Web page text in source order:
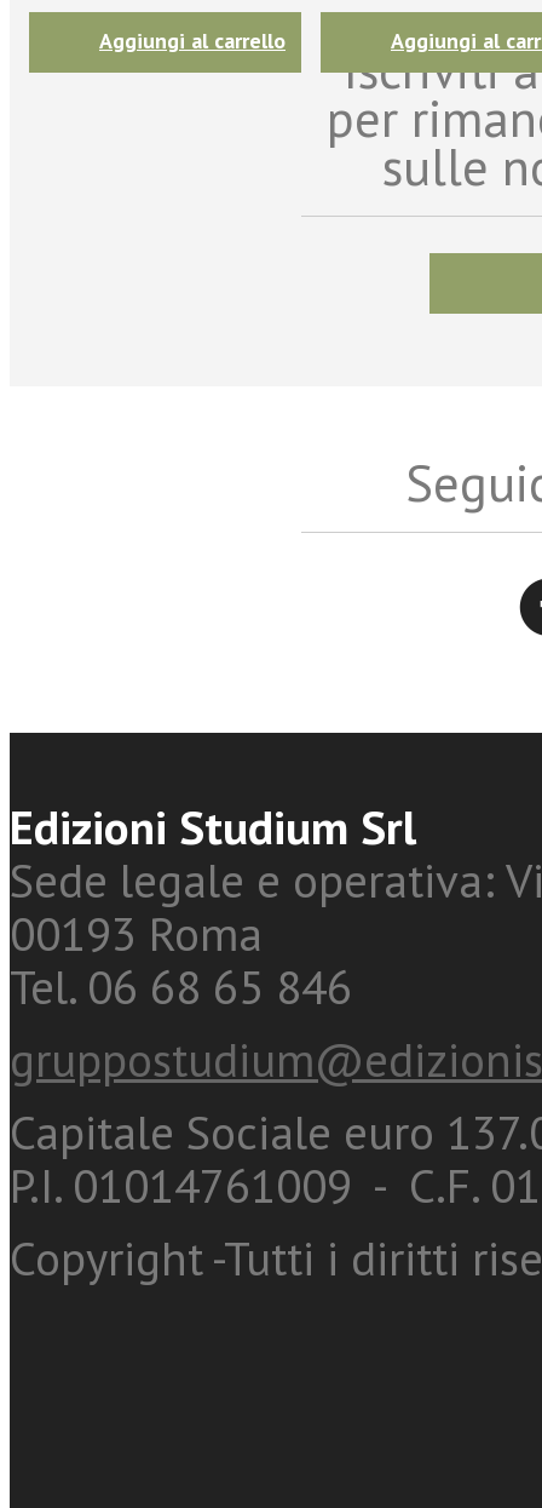
Aggiungi al carrello Aggiungi al
Iscriviti
per
sulle
Edizioni Studium Srl
Sede legale e operativa:
00193 Roma
Tel. 06 68 65 846
Capitale Sociale euro
P.I. 01014761009 - C.F.
Copyright -Tutti i diritti